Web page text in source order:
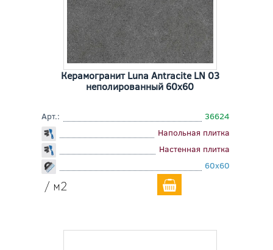
Керамогранит Luna Antracite LN 03
неполированный 60x60
Арт.:
36624
Напольная плитка
Настенная плитка
60x60
/ м2